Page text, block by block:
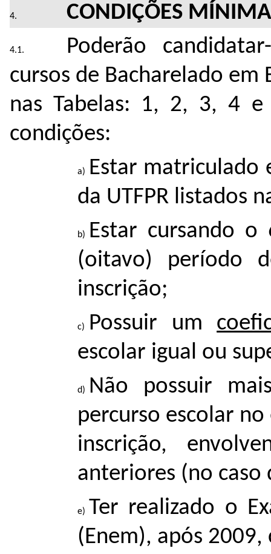
CONDIÇÕES
Poderão
cursos de Bacharelado em
nas Tabelas: 1, 2, 3, 4
condições:
Estar matriculado
da UTFPR listados
Estar cursando
(oitavo) período
inscrição;
Possuir um
escolar igual ou
Não possuir
percurso escolar
inscrição,
anteriores (no caso
Ter realizado o
(Enem), após